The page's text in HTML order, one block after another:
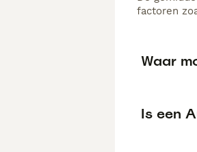
factoren
Waar
Is een